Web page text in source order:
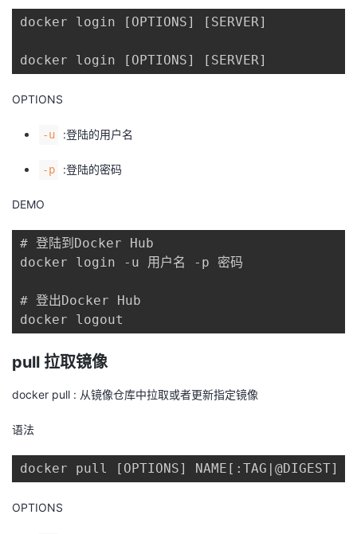
博
客
的
论
坛
我
的
圈
我
的
我
注
开
发
者
我
的
Programs
我
的
支
的
我
docker login [OPTIONS] [SERVER]
docker login [OPTIONS] [SERVER]
OPTIONS
-u :登陆的用户名
-p :登陆的密码
DEMO
# 登陆到Docker Hub
docker login -u 用户名 -p 密码
# 登出Docker Hub
docker logout
pull 拉取镜像
docker pull : 从镜像仓库中拉取或者更新指定镜像
语法
docker pull [OPTIONS] NAME[:TAG|@DIGEST]
OPTIONS